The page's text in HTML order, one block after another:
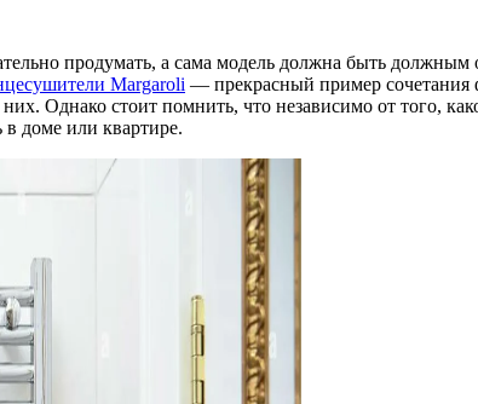
продумать, а сама модель должна быть
Margaroli — прекрасный пример сочетания
Однако стоит помнить, что независимо от того,
в доме или квартире.